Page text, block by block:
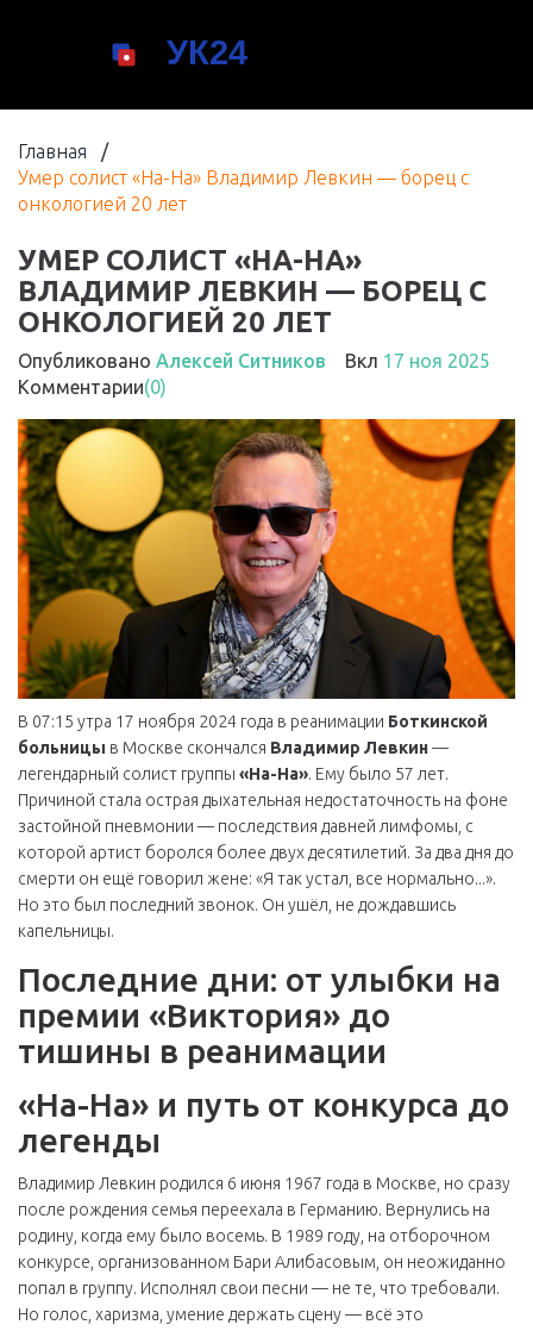
Главная /
Умер солист «На-На» Владимир Левкин — борец с
онкологией 20 лет
УМЕР СОЛИСТ «НА-НА»
ВЛАДИМИР ЛЕВКИН — БОРЕЦ С
ОНКОЛОГИЕЙ 20 ЛЕТ
Опубликовано Алексей Ситников Вкл 17 ноя 2025
Комментарии(0)
В 07:15 утра 17 ноября 2024 года в реанимации Боткинской
больницы в Москве скончался Владимир Левкин—
легендарный солист группы «На-На». Ему было 57 лет.
Причиной стала острая дыхательная недостаточность на фоне
застойной пневмонии — последствия давней лимфомы, с
которой артист боролся более двух десятилетий. За два дня до
смерти он ещё говорил жене: «Я так устал, все нормально...».
Но это был последний звонок. Он ушёл, не дождавшись
капельницы.
Последние дни: от улыбки на
премии «Виктория» до
тишины в реанимации
«На-На» и путь от конкурса до
легенды
Владимир Левкин родился 6 июня 1967 года в Москве, но сразу
после рождения семья переехала в Германию. Вернулись на
родину, когда ему было восемь. В 1989 году, на отборочном
конкурсе, организованном Бари Алибасовым , он неожиданно
попал в группу. Исполнял свои песни — не те, что требовали.
Но голос, харизма, умение держать сцену — всё это